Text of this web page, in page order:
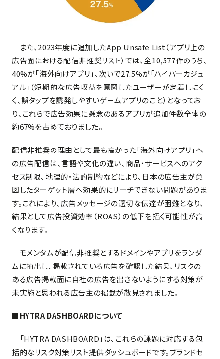
また、2023年度に追加したApp Unsafe List（アプリ上の
広告面における配信非推奨リスト）では、全10,577件のうち、
40%が「海外向けアプリ」、次いで27.5%が「ハイパーカジュ
アル」（短期的な広告収益を意図したユーザーが定着しにく
く、誤タップを誘発しやすいゲームアプリのこと）となってお
り、これらで広告効果に懸念のあるアプリが追加件数全体の
約67%を占めておりました。
配信非推奨の理由として最も高かった「海外向けアプリ」へ
の広告配信は、言語や文化の違い、商品・サービスへのアク
セス制限、地理的・法的制約などにより、日本の広告主が意
図したターゲット層へ効果的にリーチできない問題がありま
す。これにより、広告メッセージの適切な伝達が困難となり、
結果として広告投資効率（ROAS）の低下を招く可能性が高
くなります。
モメンタムが配信非推奨とするドメインやアプリをランダ
ムに抽出し、掲載されている広告を確認した結果、リスクの
ある広告掲載面に自社の広告を出さないようにする対策が
未実施と思われる広告主の掲載が散見されました。
■HYTRA DASHBOARDについて
「HYTRA DASHBOARD」は、これらの課題に対応する包
括的なリスク対策リスト提供ダッシュボードです。ブランドセ